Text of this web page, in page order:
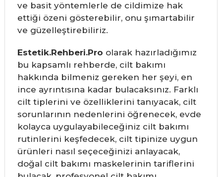
ve basit yöntemlerle de cildimize hak
ettiği özeni gösterebilir, onu şımartabilir
ve güzelleştirebiliriz.
Estetik.Rehberi.Pro olarak hazırladığımız
bu kapsamlı rehberde, cilt bakımı
hakkında bilmeniz gereken her şeyi, en
ince ayrıntısına kadar bulacaksınız. Farklı
cilt tiplerini ve özelliklerini tanıyacak, cilt
sorunlarının nedenlerini öğrenecek, evde
kolayca uygulayabileceğiniz cilt bakımı
rutinlerini keşfedecek, cilt tipinize uygun
ürünleri nasıl seçeceğinizi anlayacak,
doğal cilt bakımı maskelerinin tariflerini